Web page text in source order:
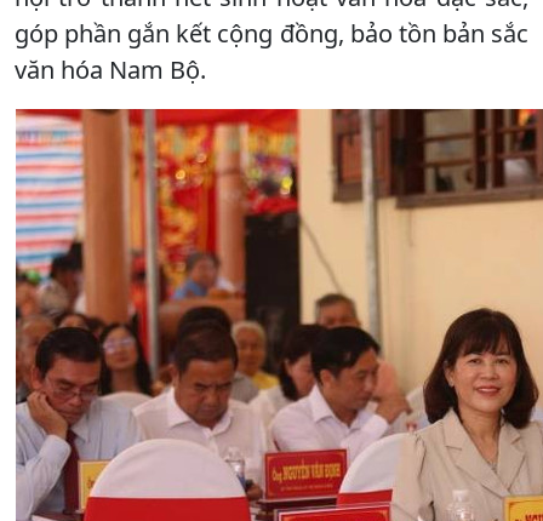
góp phần gắn kết cộng đồng, bảo tồn bản sắc
văn hóa Nam Bộ.